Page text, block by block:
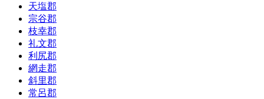
天塩郡
宗谷郡
枝幸郡
礼文郡
利尻郡
網走郡
斜里郡
常呂郡